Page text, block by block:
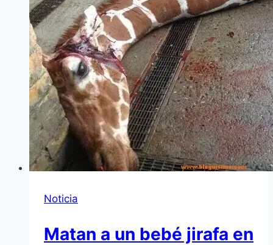
Noticia
Matan a un bebé jirafa en